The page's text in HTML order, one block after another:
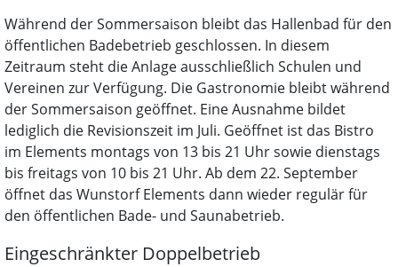
Während der Sommersaison bleibt das Hallenbad für den
öffentlichen Badebetrieb geschlossen. In diesem
Zeitraum steht die Anlage ausschließlich Schulen und
Vereinen zur Verfügung. Die Gastronomie bleibt während
der Sommersaison geöffnet. Eine Ausnahme bildet
lediglich die Revisionszeit im Juli. Geöffnet ist das Bistro
im Elements montags von 13 bis 21 Uhr sowie dienstags
bis freitags von 10 bis 21 Uhr. Ab dem 22. September
öffnet das Wunstorf Elements dann wieder regulär für
den öffentlichen Bade- und Saunabetrieb.
Eingeschränkter Doppelbetrieb